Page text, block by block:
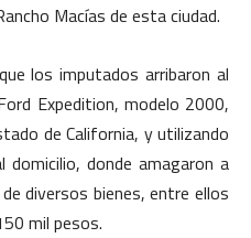
Macías de esta ciudad.
los imputados arribaron al
Expedition, modelo 2000,
de California, y utilizando
donde amagaron a
diversos bienes, entre ellos
mil pesos.